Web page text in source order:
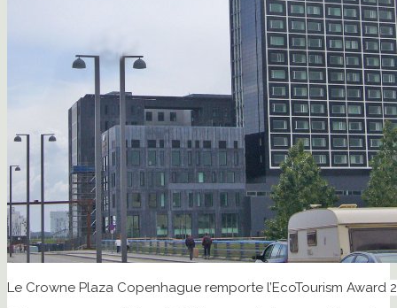
Le Crowne Plaza Copenhague remporte l’EcoTourism Award